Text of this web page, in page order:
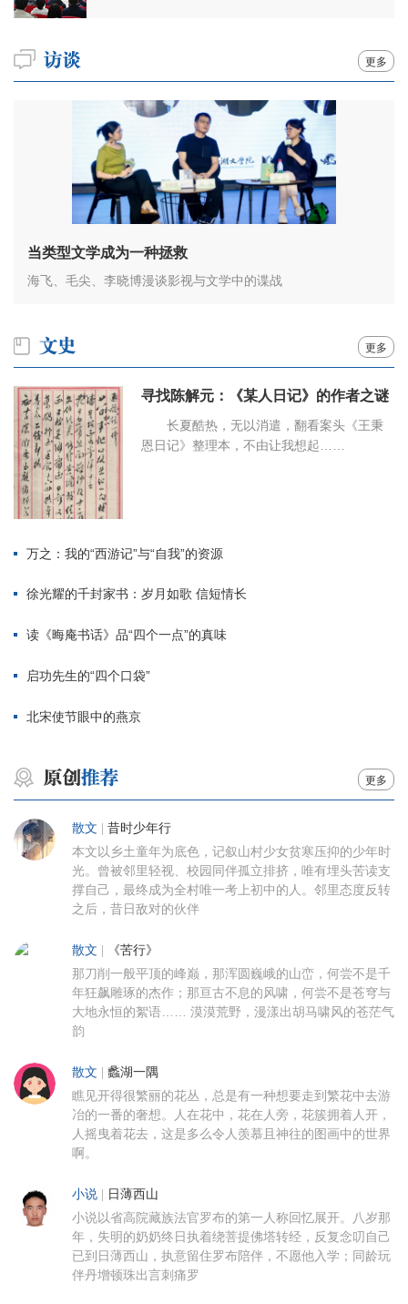
更多
当类型文学成为一种拯救
海飞、毛尖、李晓博漫谈影视与文学中的谍战
更多
寻找陈解元：《某人日记》的作者之谜
长夏酷热，无以消遣，翻看案头《王秉
恩日记》整理本，不由让我想起……
万之：我的“西游记”与“自我”的资源
徐光耀的千封家书：岁月如歌 信短情长
读《晦庵书话》品“四个一点”的真味
启功先生的“四个口袋”
北宋使节眼中的燕京
更多
散文 昔时少年行
本文以乡土童年为底色，记叙山村少女贫寒压抑的少年时
光。曾被邻里轻视、校园同伴孤立排挤，唯有埋头苦读支
撑自己，最终成为全村唯一考上初中的人。邻里态度反转
之后，昔日敌对的伙伴
散文 《苦行》
那刀削一般平顶的峰巅，那浑圆巍峨的山峦，何尝不是千
年狂飙雕琢的杰作；那亘古不息的风啸，何尝不是苍穹与
大地永恒的絮语…… 漠漠荒野，漫漾出胡马啸风的苍茫气
韵
散文 蠡湖一隅
瞧见开得很繁丽的花丛，总是有一种想要走到繁花中去游
冶的一番的奢想。人在花中，花在人旁，花簇拥着人开，
人摇曳着花去，这是多么令人羡慕且神往的图画中的世界
啊。
小说 日薄西山
小说以省高院藏族法官罗布的第一人称回忆展开。八岁那
年，失明的奶奶终日执着绕菩提佛塔转经，反复念叨自己
已到日薄西山，执意留住罗布陪伴，不愿他入学；同龄玩
伴丹增顿珠出言刺痛罗